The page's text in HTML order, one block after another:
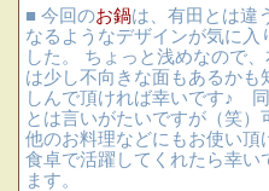
■ 今回のお鍋は、有田とは違
なるようなデザインが気に
した。 ちょっと浅めなので
は少し不向きな面もあるか
しんで頂ければ幸いです♪
とは言いがたいですが（笑
他のお料理などにもお使い
食卓で活躍してくれたら幸
ます。